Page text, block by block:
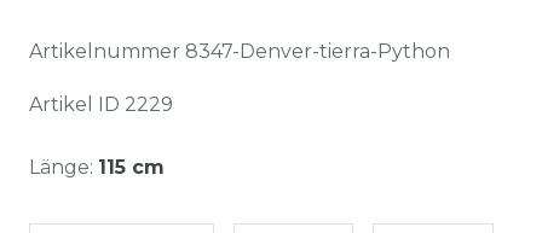
Artikelnummer 8347-Denver-tierra-Python
Artikel ID 2229
Länge: 115 cm